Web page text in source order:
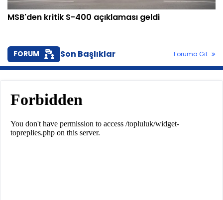
MSB'den kritik S-400 açıklaması geldi
FORUM Son Başlıklar Foruma Git